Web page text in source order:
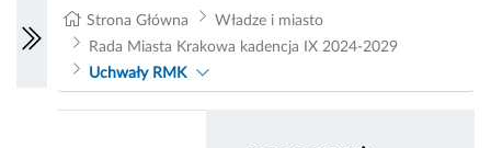
Strona Główna
Władze i miasto
Rada Miasta Krakowa kadencja IX 2024-2029
Uchwały RMK